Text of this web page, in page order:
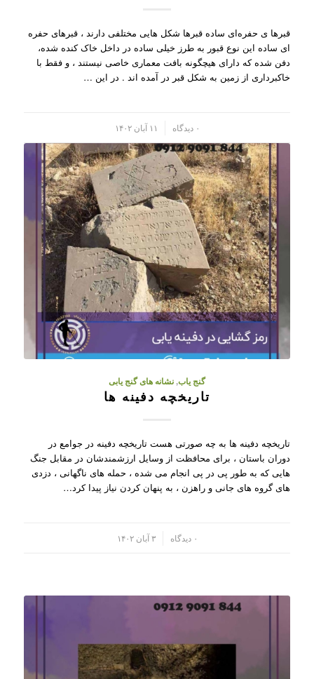
قبرها ی حفره‌ای ساده قبرها شکل هایی مختلفی دارند ، قبرهای حفره
ای ساده این نوع قبور به طرز خیلی ساده در داخل خاک کنده شده،
دفن شده که دارای هیچگونه بافت معماری خاصی نیستند ، و فقط با
خاکبرداری از زمین به شکل قبر در آمده اند . در این …
۰ دیدگاه ۱۱ آبان ۱۴۰۲
گنج یاب,نشانه های گنج یابی
تاریخچه دفینه ها
تاریخچه دفینه ها به چه صورتی هست تاریخچه دفینه در جوامع در
دوران باستان ، برای محافظت از وسایل ارزشمندشان در مقابل جنگ
هایی که به طور پی در پی انجام می شده ، حمله های ناگهانی ، دزدی
های گروه های جانی و راهزن ، به پنهان کردن نیاز پیدا کرد…
۰ دیدگاه ۳ آبان ۱۴۰۲